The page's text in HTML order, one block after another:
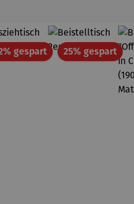
gespartRabatt25% gespart